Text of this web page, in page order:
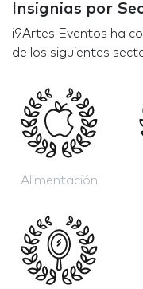
Insignias por
i9Artes Eventos ha
de los siguientes
Alimentación